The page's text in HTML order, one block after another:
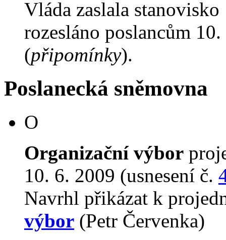
Vláda zaslala
rozesláno poslancům
(připomínky).
Poslanecká sněmovna
O
Organizační výbor
10. 6. 2009 (usnesení č.
Navrhl přikázat k
výbor (Petr Červenka)